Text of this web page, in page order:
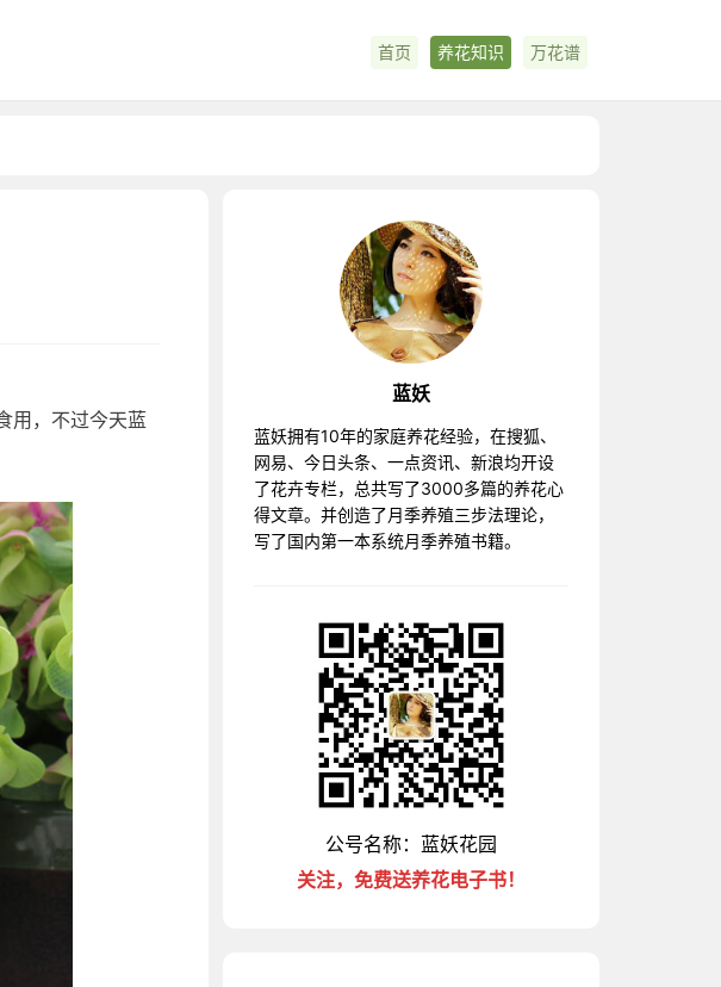
首页 养花知识 万花谱
用，不过今天蓝
蓝妖
蓝妖拥有10年的家庭养花经验，在搜狐、
网易、今日头条、一点资讯、新浪均开设
了花卉专栏，总共写了3000多篇的养花心
得文章。并创造了月季养殖三步法理论，
写了国内第一本系统月季养殖书籍。
公号名称：蓝妖花园
关注，免费送养花电子书！